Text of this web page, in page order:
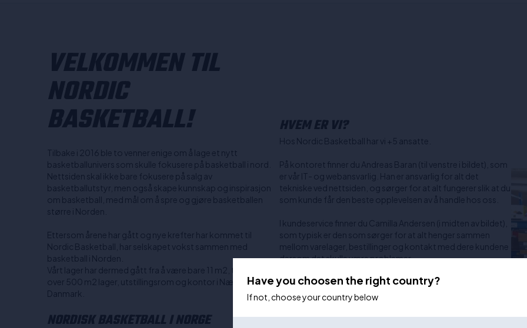
VELKOMMEN TIL
NORDIC
BASKETBALL!
Tilbake i 2016 ble to venner enige om å lage et nytt
basketballunivers som skulle fokusere på basketball i nord.
Nettsiden skal ikke bare fokusere på salg av
basketballutstyr, men også skape kunnskap og inspirasjon
om basketball, med mål om å spre og gjøre basketballen
større i Norden.
Ettersom årene har gått og nye krefter har kommet til
Nordic Basketball, har selskapet vokst sammen med
basketball i Norden.
Vårt lager har dermed gått fra å være bare 11 m2, til nå å ha
over 500 m2 lager, utstillingsrom og kontor i Næstved,
Danmark.
NORDISK BASKETBALL I NORGE
HVEM ER VI?
Hos Nordic Basketball har vi +5 ansatte.
På kontoret finner du Andreas Baran (til venstre i bildet), som
er vår IT- og webansvarlig. Han er ansvarlig for alt det
tekniske ved nettsiden, og sørger for at alt fungerer slik at du
som kunde får den beste opplevelsen av å handle hos oss.
I kundeservice finner du Camilla Andersen (i midten av bildet),
som typisk er den som sørger for at alt henger sammen
mellom varelager, bestillinger og kontakt med dere kundene
dersom det skulle være problemer.
Casper Pedersen (Til høyre i bildet) er vår regissør. Casper er
ansvarlig for alle innkjøp, markedsføring og klubbavtaler.
Casper er også personen du bør kontakte dersom du
trenger hjelp til å velge riktig produkt, da han kan alt om
Have you choosen the right country?
If not, choose your country below